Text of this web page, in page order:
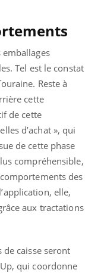
Tel est le constat
Reste à
cette
de cette
d’achat », qui
de cette phase
compréhensible,
des
elle,
aux tractations
caisse seront
qui coordonne